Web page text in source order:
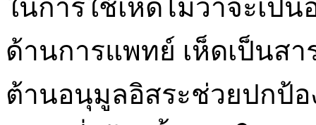
ในการใช้เห็ดไม่ว่าจะเป็
ด้านการแพทย์ เห็ดเป็นส
ต้านอนุมูลอิสระช่วยปกป้อ